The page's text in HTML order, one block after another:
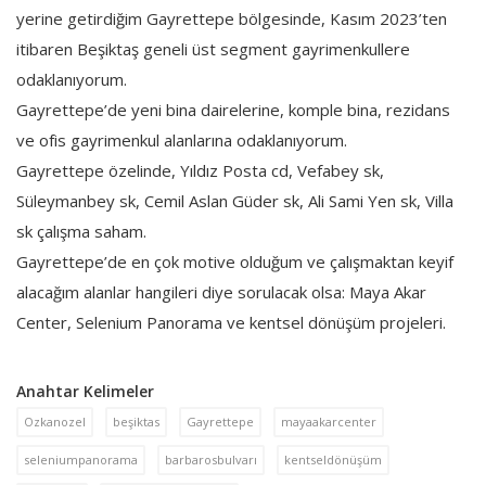
yerine getirdiğim Gayrettepe bölgesinde, Kasım 2023’ten
itibaren Beşiktaş geneli üst segment gayrimenkullere
odaklanıyorum.
Gayrettepe’de yeni bina dairelerine, komple bina, rezidans
ve ofis gayrimenkul alanlarına odaklanıyorum.
Gayrettepe özelinde, Yıldız Posta cd, Vefabey sk,
Süleymanbey sk, Cemil Aslan Güder sk, Ali Sami Yen sk, Villa
sk çalışma saham.
Gayrettepe’de en çok motive olduğum ve çalışmaktan keyif
alacağım alanlar hangileri diye sorulacak olsa: Maya Akar
Center, Selenium Panorama ve kentsel dönüşüm projeleri.
Anahtar Kelimeler
Ozkanozel beşiktas Gayrettepe mayaakarcenter
seleniumpanorama barbarosbulvarı kentseldönüşüm